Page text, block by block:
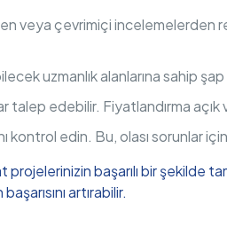
veya çevrimiçi incelemelerden
uzmanlık alanlarına sahip şap
talep edebilir. Fiyatlandırma açık
kontrol edin. Bu, olası sorunlar
başarılı bir şekilde
artırabilir.